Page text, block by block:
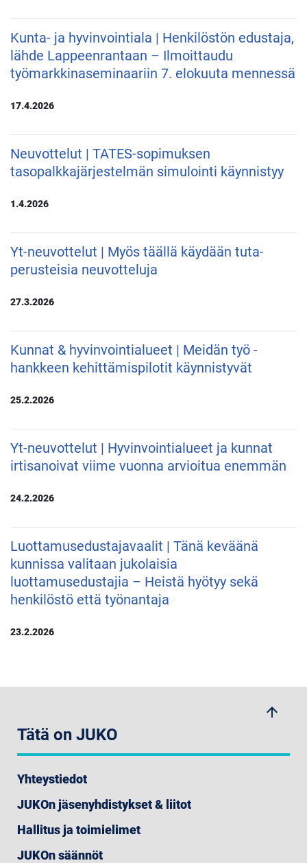
Kunta- ja hyvinvointiala | Henkilöstön edustaja,
lähde Lappeenrantaan – Ilmoittaudu
työmarkkinaseminaariin 7. elokuuta mennessä
17.4.2026
Neuvottelut | TATES-sopimuksen
tasopalkkajärjestelmän simulointi käynnistyy
1.4.2026
Yt-neuvottelut | Myös täällä käydään tuta-
perusteisia neuvotteluja
27.3.2026
Kunnat & hyvinvointialueet | Meidän työ -
hankkeen kehittämispilotit käynnistyvät
25.2.2026
Yt-neuvottelut | Hyvinvointialueet ja kunnat
irtisanoivat viime vuonna arvioitua enemmän
24.2.2026
Luottamusedustajavaalit | Tänä keväänä
kunnissa valitaan jukolaisia
luottamusedustajia – Heistä hyötyy sekä
henkilöstö että työnantaja
23.2.2026
arrow_upwards
Tätä on JUKO
Yhteystiedot
JUKOn jäsenyhdistykset & liitot
Hallitus ja toimielimet
JUKOn säännöt